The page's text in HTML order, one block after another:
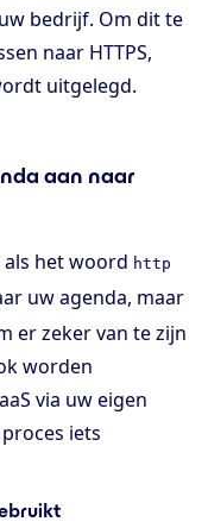
bedrijf. Om dit te
naar HTTPS,
uitgelegd.
aan naar
het woord http
uw agenda, maar
er zeker van te zijn
worden
via uw eigen
iets